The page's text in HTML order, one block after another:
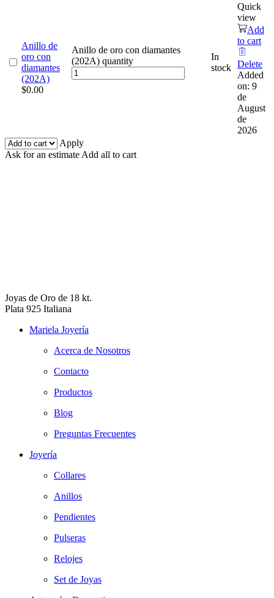
Anillo de
oro con
diamantes
(202A)
$0.00
Anillo de oro con diamantes
(202A) quantity
In
stock
Quick
view
Add
to cart
Delete
Added
on: 9
de
August
de
2026
Apply
Ask for an estimate Add all to cart
Joyas de Oro de 18 kt.
Plata 925 Italiana
Mariela Joyería
Acerca de Nosotros
Contacto
Productos
Blog
Preguntas Frecuentes
Joyería
Collares
Anillos
Pendientes
Pulseras
Relojes
Set de Joyas